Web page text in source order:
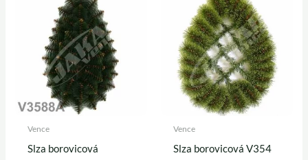
Vence
Slza borovicová
Vence
Slza borovicová V354